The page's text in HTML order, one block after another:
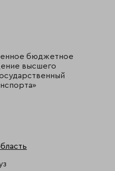
бюджетное
высшего